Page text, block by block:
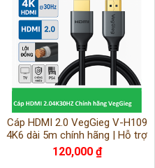
Cáp HDMI 2.0 VegGieg V-H109
4K6 dài 5m chính hãng | Hỗ trợ
4K@60Hz, truyền hình ảnh siêu
nét
120,000 ₫